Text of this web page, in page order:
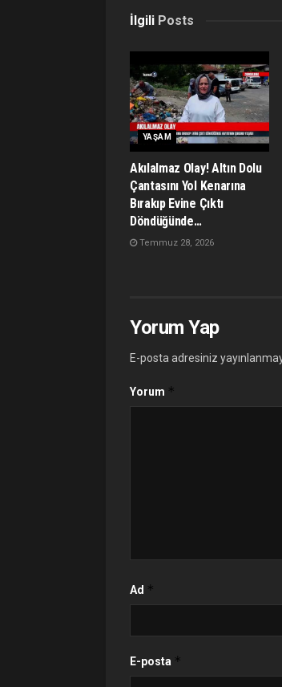
İlgili Posts
YAŞAM
Akılalmaz Olay! Altın Dolu
Çantasını Yol Kenarına
Bırakıp Evine Çıktı
Döndüğünde…
Temmuz 28, 2026
Yorum Yap
E-posta adresiniz
Yorum *
Ad *
E-posta *